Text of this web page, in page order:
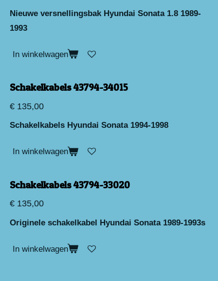
Nieuwe versnellingsbak Hyundai Sonata 1.8 1989-
1993
In winkelwagen
Schakelkabels 43794-34015
€ 135,00
Schakelkabels Hyundai Sonata 1994-1998
In winkelwagen
Schakelkabels 43794-33020
€ 135,00
Originele schakelkabel Hyundai Sonata 1989-1993s
In winkelwagen